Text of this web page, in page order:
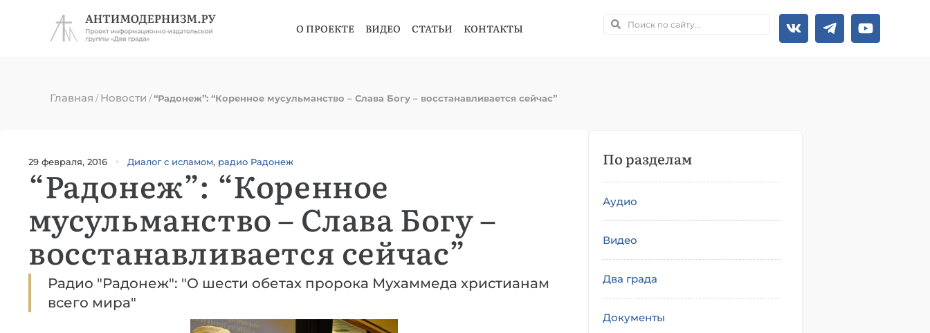
О ПРОЕКТЕ ВИДЕО СТАТЬИ КОНТАКТЫ
Главная /Новости /“Радонеж”: “Коренное мусульманство – Слава Богу – восстанавливается сейчас”
29 февраля, 2016 Диалог с исламом, радио Радонеж
“Радонеж”: “Коренное
мусульманство – Слава Богу –
восстанавливается сейчас”
Радио "Радонеж": "О шести обетах пророка Мухаммеда христианам
всего мира"
По разделам
Аудио
Видео
Два града
Документы